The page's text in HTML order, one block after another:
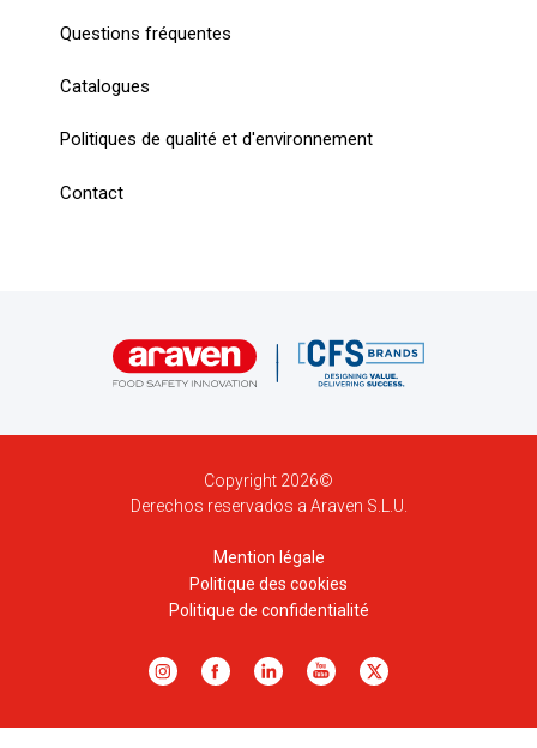
Questions fréquentes
Catalogues
Politiques de qualité et d'environnement
Contact
Copyright 2026©
Derechos reservados a Araven S.L.U.
Mention légale
Politique des cookies
Politique de confidentialité